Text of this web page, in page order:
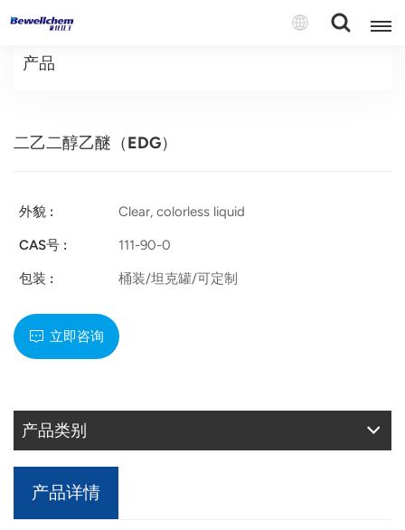
Español
产品
二乙二醇乙醚（EDG）
外貌 : Clear, colorless liquid
CAS号 : 111-90-0
包装 : 桶装/坦克罐/可定制
立即咨询
产品类别
产品详情